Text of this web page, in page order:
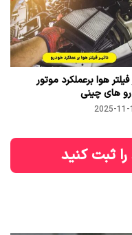
فیلتر هوا برعملکرد موتور
های چینی
2025-11-
ثبت کنید